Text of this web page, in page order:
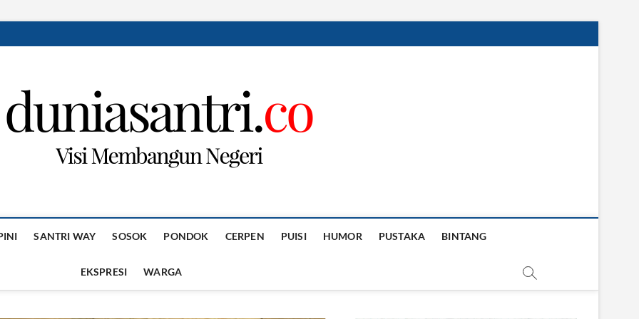
SANTRI WAY SOSOK PONDOK CERPEN PUISI HUMOR PUSTAKA BINTANG
EKSPRESI WARGA